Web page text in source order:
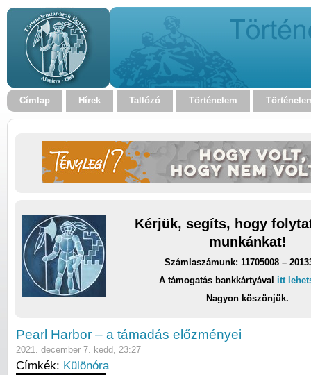
Címlap Hírek Tallózó Történelem
Kérjük, segíts, hogy
munkánkat!
Számlaszámunk: 11705008 –
A támogatás bankkártyával itt
Nagyon köszönjük.
Pearl Harbor – a támadás előzményei
2021. december 7. kedd, 23:27
Címkék: Különóra